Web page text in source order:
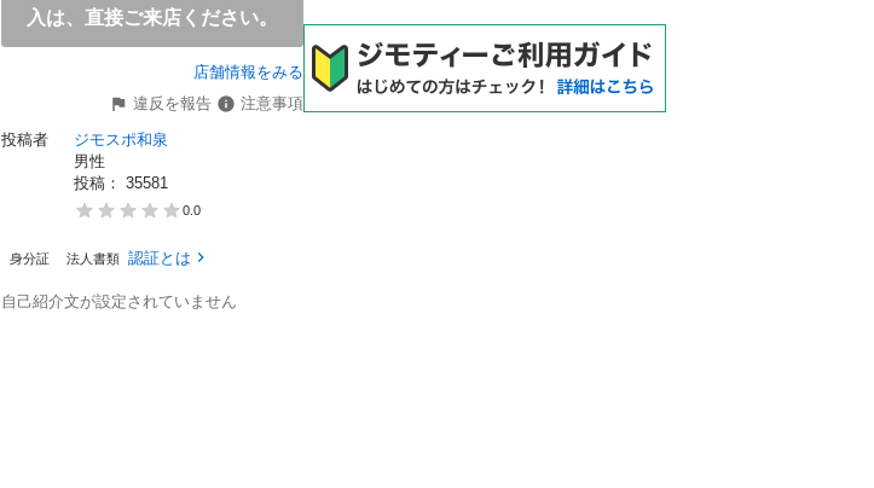
入は、直接ご来店ください。
店舗情報をみる
違反を報告
注意事項
投稿者
ジモスポ和泉
男性
投稿： 35581
0.0
身分証 法人書類 認証とは
自己紹介文が設定されていません